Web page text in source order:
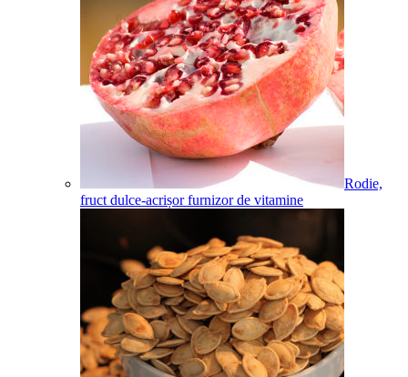
Rodie,
fruct dulce-acrișor furnizor de vitamine